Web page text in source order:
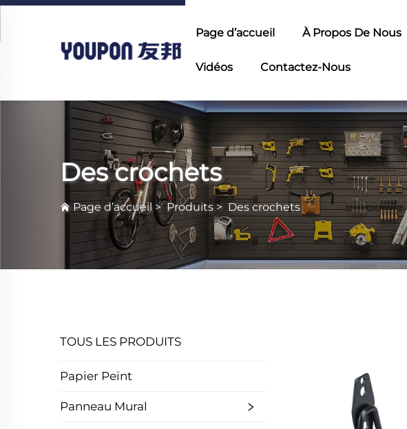
Page d’accueil À Propos De Nous
Vidéos Contactez-Nous
Des crochets
Page d’accueil>Produits>Des crochets
TOUS LES PRODUITS
Papier Peint
Panneau Mural